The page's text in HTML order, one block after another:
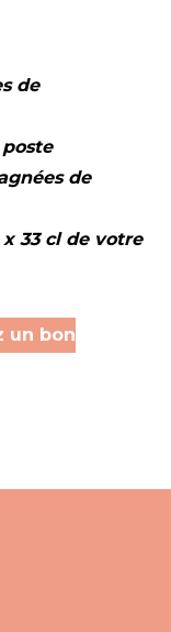
de
de
33 cl de votre
un bon